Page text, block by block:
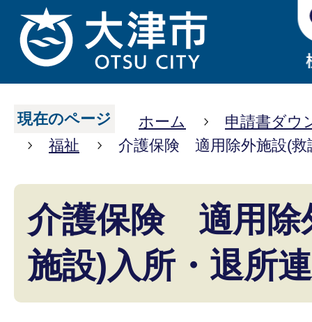
現在のページ ホーム
申請書ダウ
福祉
介護保険 適用除外施設(救
介護保険 適用除
施設)入所・退所